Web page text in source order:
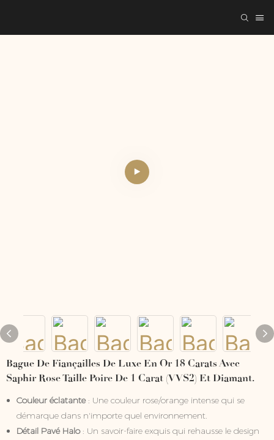
Bague De Fiançailles De Luxe En Or 18 Carats Avec
Saphir Rose Taille Poire De 1 Carat (VVS2) Et Diamant.
Couleur éclatante: Une couleur rose/orange intense qui se
démarque dans n'importe quel environnement.
Détail Pavé Halo: Un savoir-faire exquis qui rehausse le design